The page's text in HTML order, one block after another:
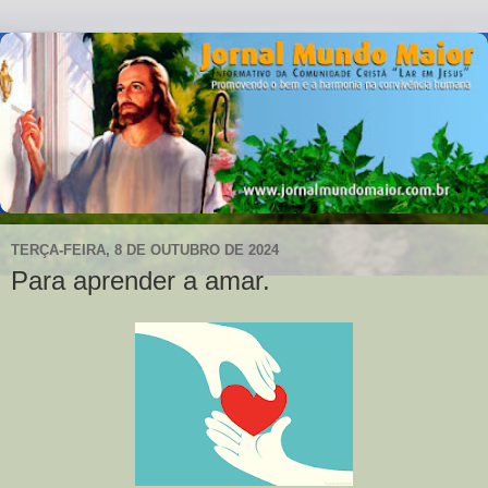
TERÇA-FEIRA, 8 DE OUTUBRO DE 2024
Para aprender a amar.